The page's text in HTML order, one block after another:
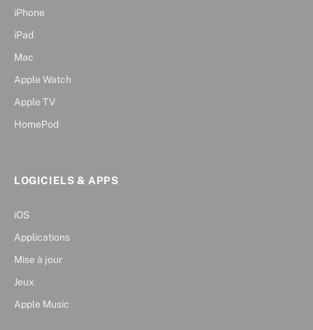
iPhone
iPad
Mac
Apple Watch
Apple TV
HomePod
LOGICIELS & APPS
iOS
Applications
Mise à jour
Jeux
Apple Music